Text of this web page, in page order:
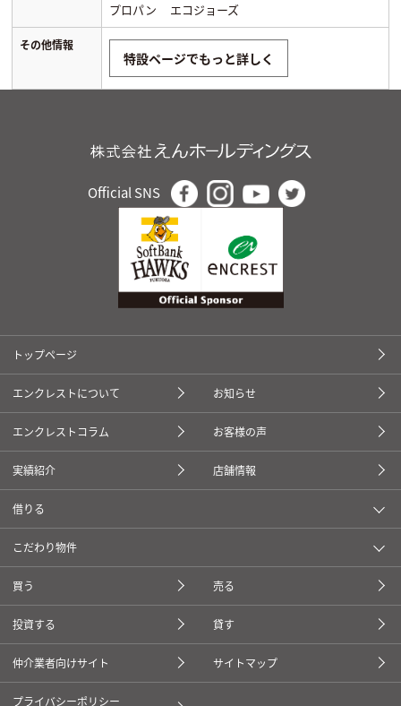
プロパン
エコジョーズ
その他情報
特設ページでもっと詳しく
Official SNS
トップページ
エンクレストについて お知らせ
エンクレストコラム お客様の声
実績紹介 店舗情報
借りる
こだわり物件
買う 売る
投資する 貸す
仲介業者向けサイト サイトマップ
プライバシーポリシー